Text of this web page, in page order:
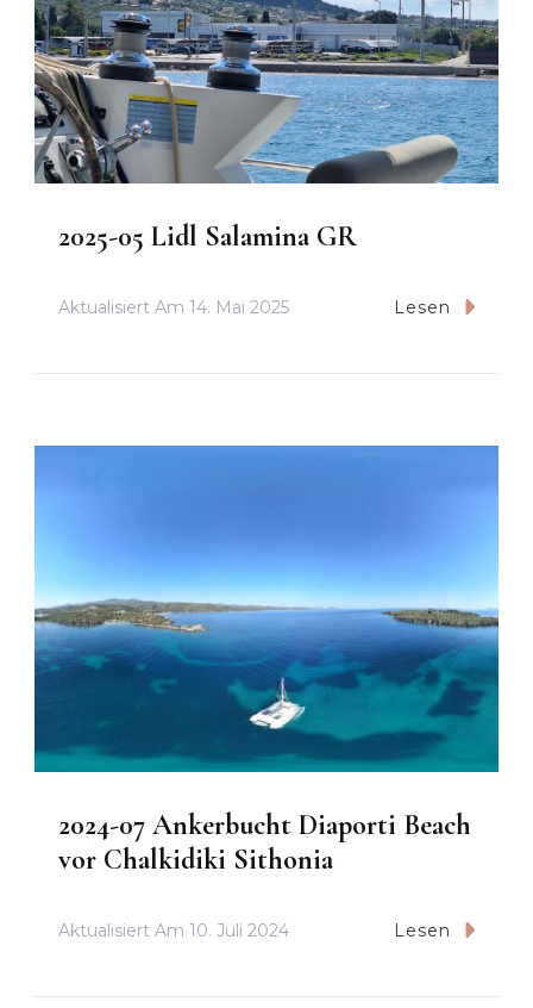
2025-05 Lidl Salamina GR
Aktualisiert Am 14. Mai 2025 Lesen
2024-07 Ankerbucht Diaporti Beach
vor Chalkidiki Sithonia
Aktualisiert Am 10. Juli 2024 Lesen